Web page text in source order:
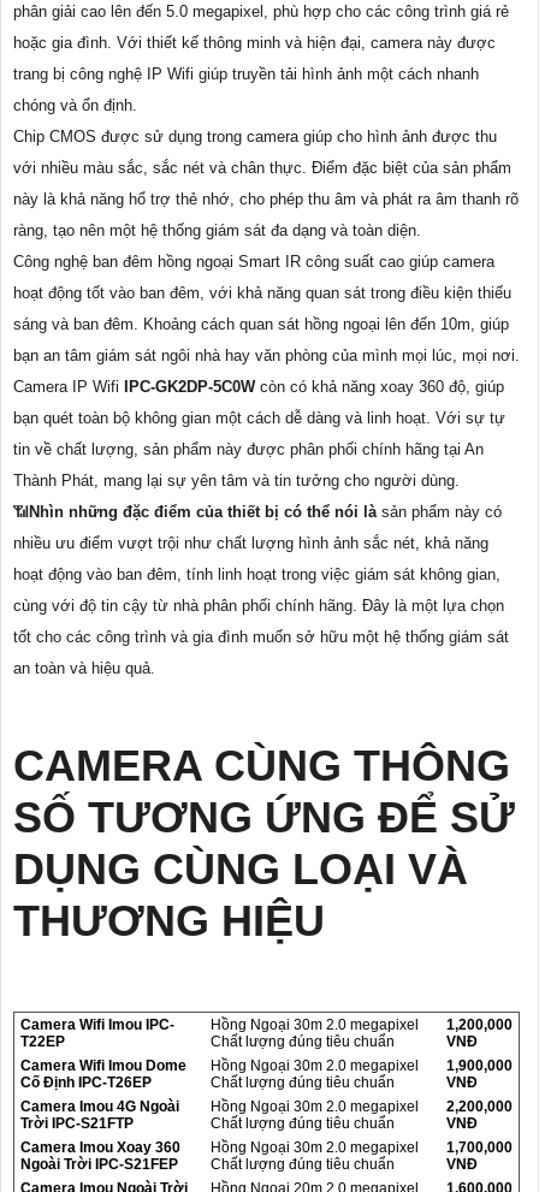
phân giải cao lên đến 5.0 megapixel, phù hợp cho các công trình giá rẻ
hoặc gia đình. Với thiết kế thông minh và hiện đại, camera này được
trang bị công nghệ IP Wifi giúp truyền tải hình ảnh một cách nhanh
chóng và ổn định.
Chip CMOS được sử dụng trong camera giúp cho hình ảnh được thu
với nhiều màu sắc, sắc nét và chân thực. Điểm đặc biệt của sản phẩm
này là khả năng hổ trợ thẻ nhớ, cho phép thu âm và phát ra âm thanh rõ
ràng, tạo nên một hệ thống giám sát đa dạng và toàn diện.
Công nghệ ban đêm hồng ngoại Smart IR công suất cao giúp camera
hoạt động tốt vào ban đêm, với khả năng quan sát trong điều kiện thiếu
sáng và ban đêm. Khoảng cách quan sát hồng ngoại lên đến 10m, giúp
bạn an tâm giám sát ngôi nhà hay văn phòng của mình mọi lúc, mọi nơi.
Camera IP Wifi
IPC-GK2DP-5C0W còn có khả năng xoay 360 độ, giúp
bạn quét toàn bộ không gian một cách dễ dàng và linh hoạt. Với sự tự
tin về chất lượng, sản phẩm này được phân phối chính hãng tại An
Thành Phát, mang lại sự yên tâm và tin tưởng cho người dùng.
📶 Nhìn những đặc điểm của thiết bị có thể nói là sản phẩm này có
nhiều ưu điểm vượt trội như chất lượng hình ảnh sắc nét, khả năng
hoạt động vào ban đêm, tính linh hoạt trong việc giám sát không gian,
cùng với độ tin cậy từ nhà phân phối chính hãng. Đây là một lựa chọn
tốt cho các công trình và gia đình muốn sở hữu một hệ thống giám sát
an toàn và hiệu quả.
CAMERA CÙNG THÔNG
SỐ TƯƠNG ỨNG ĐỂ SỬ
DỤNG CÙNG LOẠI VÀ
THƯƠNG HIỆU
Camera Wifi Imou IPC-
T22EP
Hồng Ngoại 30m 2.0 megapixel
Chất lượng đúng tiêu chuẩn
1,200,000
VNĐ
Camera Wifi Imou Dome
Cố Định IPC-T26EP
Hồng Ngoại 30m 2.0 megapixel
Chất lượng đúng tiêu chuẩn
1,900,000
VNĐ
Camera Imou 4G Ngoài
Trời IPC-S21FTP
Hồng Ngoại 30m 2.0 megapixel
Chất lượng đúng tiêu chuẩn
2,200,000
VNĐ
Camera Imou Xoay 360
Ngoài Trời IPC-S21FEP
Hồng Ngoại 30m 2.0 megapixel
Chất lượng đúng tiêu chuẩn
1,700,000
VNĐ
Camera Imou Ngoài Trời
Hồng Ngoại 20m 2.0 megapixel 1,600,000